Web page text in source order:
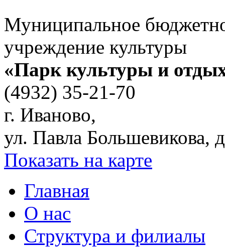
Муниципальное
учреждение культуры
«Парк культуры и
(4932) 35-21-70
г. Иваново,
ул. Павла Большевикова,
Показать на карте
Главная
О нас
Структура и филиалы